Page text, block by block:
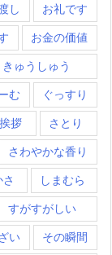
し お礼です
お金の価値
きゅうしゅう
む ぐっすり
拶 さとり
さわやかな香り
しまむら
すがすがしい
い その瞬間